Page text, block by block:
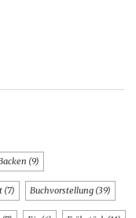
(9)
(7) Buchvorstellung (39)